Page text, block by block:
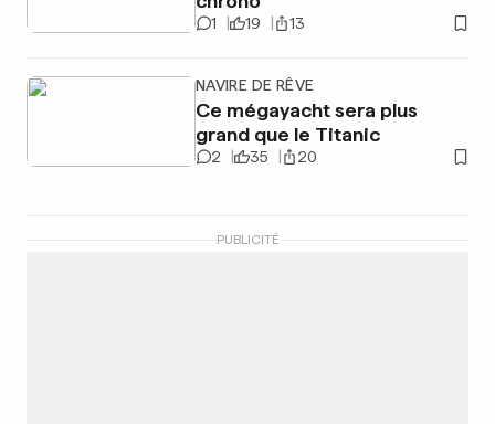
1 19 13
NAVIRE DE RÊVE
Ce mégayacht sera plus
grand que le Titanic
2 35 20
PUBLICITÉ